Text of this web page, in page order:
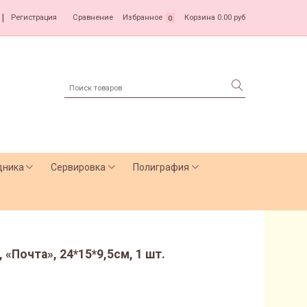
Регистрация Сравнение Избранное 0 Корзина 0.00 руб
Сервировка Полиграфия
«Почта», 24*15*9,5см, 1 шт.